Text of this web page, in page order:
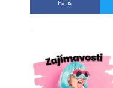
Fans